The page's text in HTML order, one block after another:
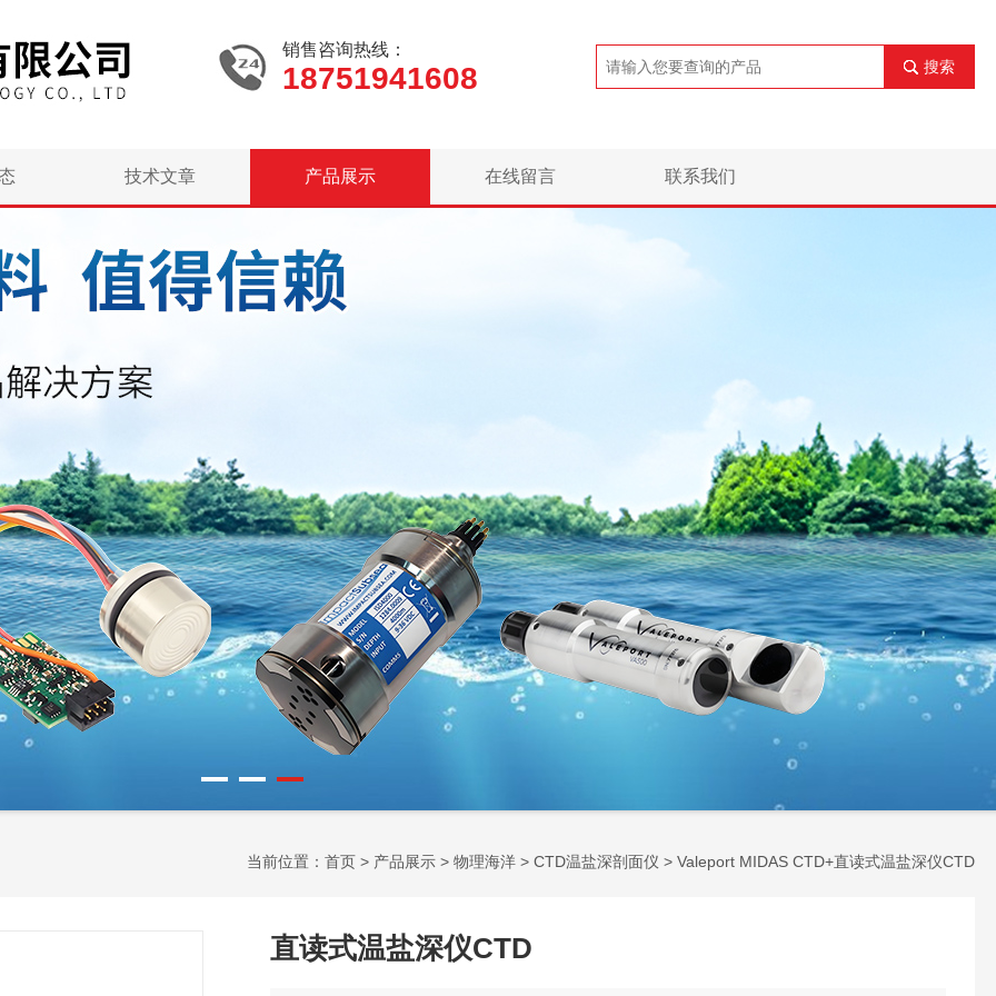
销售咨询热线：
18751941608 搜索
技术文章 产品展示 在线留言 联系我们
当前位置： 首页 > 产品展示 > 物理海洋 > CTD温盐深剖面仪 > Valeport MIDAS CTD+直读式温盐深仪CTD
直读式温盐深仪CTD